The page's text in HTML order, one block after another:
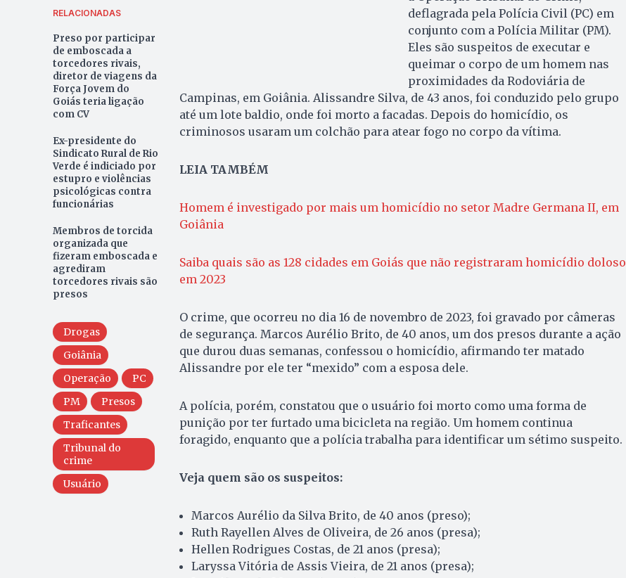
RELACIONADAS
Preso por participar
de emboscada a
torcedores rivais,
diretor de viagens da
Força Jovem do
Goiás teria ligação
com CV
Ex-presidente do
Sindicato Rural de Rio
Verde é indiciado por
estupro e violências
psicológicas contra
funcionárias
Membros de torcida
organizada que
fizeram emboscada e
agrediram
torcedores rivais são
presos
Drogas
Goiânia
Operação
PC
PM
Presos
Traficantes
Tribunal do
crime
Usuário
deflagrada pela Polícia Civil (PC) em
conjunto com a Polícia Militar (PM).
Eles são suspeitos de executar e
queimar o corpo de um homem nas
proximidades da Rodoviária de
Campinas, em Goiânia. Alissandre Silva, de 43 anos, foi conduzido pelo grupo
até um lote baldio, onde foi morto a facadas. Depois do homicídio, os
criminosos usaram um colchão para atear fogo no corpo da vítima.
LEIA TAMBÉM
Homem é investigado por mais um homicídio no setor Madre Germana II, em
Goiânia
Saiba quais são as 128 cidades em Goiás que não registraram homicídio doloso
em 2023
O crime, que ocorreu no dia 16 de novembro de 2023, foi gravado por câmeras
de segurança. Marcos Aurélio Brito, de 40 anos, um dos presos durante a ação
que durou duas semanas, confessou o homicídio, afirmando ter matado
Alissandre por ele ter “mexido” com a esposa dele.
A polícia, porém, constatou que o usuário foi morto como uma forma de
punição por ter furtado uma bicicleta na região. Um homem continua
foragido, enquanto que a polícia trabalha para identificar um sétimo suspeito.
Veja quem são os suspeitos:
Marcos Aurélio da Silva Brito, de 40 anos (preso);
Ruth Rayellen Alves de Oliveira, de 26 anos (presa);
Hellen Rodrigues Costas, de 21 anos (presa);
Laryssa Vitória de Assis Vieira, de 21 anos (presa);